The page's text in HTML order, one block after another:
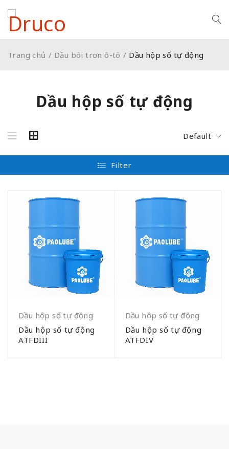
Dầu hộp số tự động
Trang chủ / Dầu bôi trơn ô-tô / Dầu hộp số tự động
Default
Filter
Dầu hộp số tự động
Dầu hộp số tự động
ATFDIII
Dầu hộp số tự động
Dầu hộp số tự động
ATFDIV